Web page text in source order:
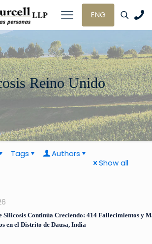
ENG
Reino Unido
Tags
Authors
Show all
Silicosis Continúa Creciendo: 414 Fallecimientos y
en el Distrito de Dausa, India